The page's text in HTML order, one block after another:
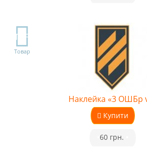
TOP
Товар
Наклейка «3 ОШБр
Купити
60 грн.